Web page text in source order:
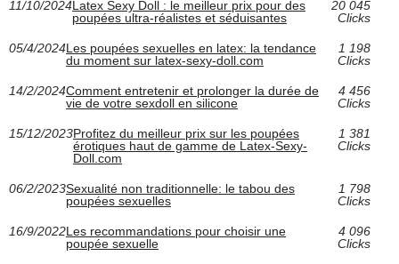
11/10/2024Latex Sexy Doll : le meilleur prix pour des
poupées ultra-réalistes et séduisantes
20 045
Clicks
05/4/2024Les poupées sexuelles en latex: la tendance
du moment sur latex-sexy-doll.com
1 198
Clicks
14/2/2024Comment entretenir et prolonger la durée de
vie de votre sexdoll en silicone
4 456
Clicks
15/12/2023Profitez du meilleur prix sur les poupées
érotiques haut de gamme de Latex-Sexy-
Doll.com
1 381
Clicks
06/2/2023Sexualité non traditionnelle: le tabou des
poupées sexuelles
1 798
Clicks
16/9/2022Les recommandations pour choisir une
poupée sexuelle
4 096
Clicks